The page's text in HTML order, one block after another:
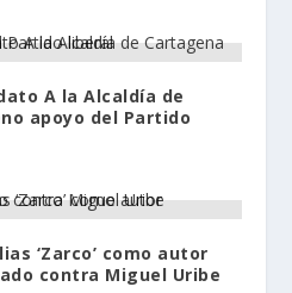
A la Alcaldía de
apoyo del Partido
‘Zarco’ como autor
contra Miguel Uribe